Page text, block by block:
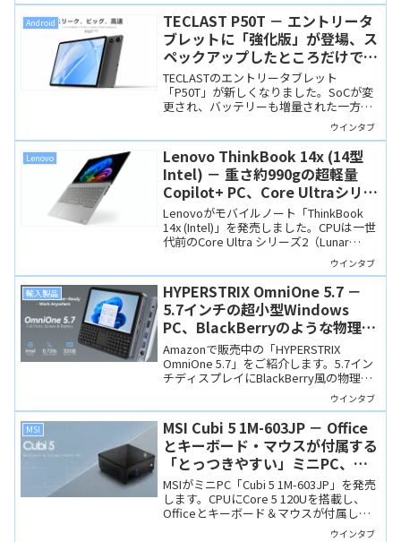
Android
TECLAST P50T － エントリータ
ブレットに「強化版」が登場、ス
ペックアップしたところだけでな
く、スペックダウンしたところも
TECLASTのエントリータブレット
「P50T」が新しくなりました。SoCが変
更され、バッテリーも増量された一方、
物理RAMが3GBにスペックダウンしてい
ます。7月22日までクーポンセールで安く
買えます。
ウインタブ
Lenovo
Lenovo ThinkBook 14x (14型
Intel) － 重さ約990gの超軽量
Copilot+ PC、Core Ultraシリー
ズ2搭載でお買い得感もあり
Lenovoがモバイルノート「ThinkBook
14x (Intel)」を発売しました。CPUは一世
代前のCore Ultra シリーズ2（Lunar
Lake）ですが性能は高く、Copilot+ PCの
要件を満たしています。1キロを切る超軽
量ながらSSDの増設に対応するなど、機
能性にも優れた製品です。
ウインタブ
輸入製品
HYPERSTRIX OmniOne 5.7 －
5.7インチの超小型Windows
PC、BlackBerryのような物理キ
ーボードを搭載、ポートも充実
Amazonで販売中の「HYPERSTRIX
OmniOne 5.7」をご紹介します。5.7イン
チディスプレイにBlackBerry風の物理キ
ーボードを搭載、ミニPC並みの充実した
入出力ポートを備えたWindows PCです。
ウインタブ
MSI
MSI Cubi 5 1M-603JP － Office
とキーボード・マウスが付属する
「とっつきやすい」ミニPC、
Thunderbolt 4も搭載していま
す
MSIがミニPC「Cubi 5 1M-603JP」を発売
します。CPUにCore 5 120Uを搭載し、
Officeとキーボード＆マウスが付属しま
す。PC初心者にもとっつきやすい製品だ
ウインタブ